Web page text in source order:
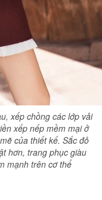
xếp chồng các lớp vải
xếp nếp mềm mại ở
của thiết kế. Sắc đỏ
hơn, trang phục giàu
mạnh trên cơ thể